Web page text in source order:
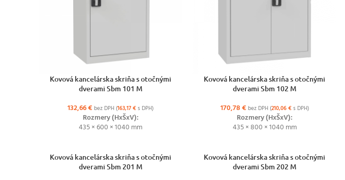
VÝBER MOŽNOSTÍ
Kovová kancelárska skriňa s otočnými
dverami Sbm 101 M
132,66€ bez DPH (163,17€s DPH)
Rozmery (HxŠxV):
435 × 600 × 1040 mm
VÝBER MOŽNOSTÍ
Kovová kancelárska skriňa s otočnými
dverami Sbm 102 M
170,78€ bez DPH (210,06€s DPH)
Rozmery (HxŠxV):
435 × 800 × 1040 mm
VÝBER MOŽNOSTÍ
Kovová kancelárska skriňa s otočnými
dverami Sbm 201 M
VÝBER MOŽNOSTÍ
Kovová kancelárska skriňa s otočnými
dverami Sbm 202 M